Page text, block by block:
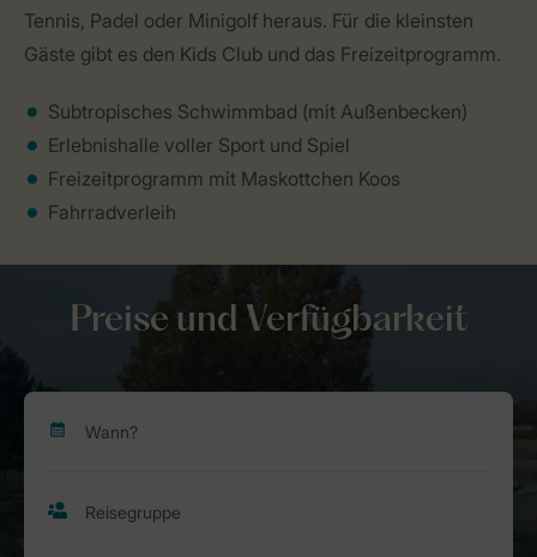
Tennis, Padel oder Minigolf heraus. Für die kleinsten
Gäste gibt es den Kids Club und das Freizeitprogramm.
Subtropisches Schwimmbad (mit Außenbecken)
Erlebnishalle voller Sport und Spiel
Freizeitprogramm mit Maskottchen Koos
Fahrradverleih
Preise und Verfügbarkeit